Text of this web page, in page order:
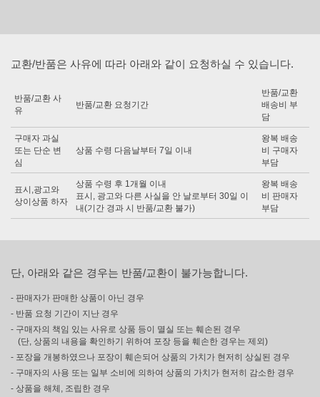
교환/반품은 사유에 따라 아래와 같이 요청하실 수 있습니다.
반품/교환 사
유
반품/교환 요청기간
반품/교환
배송비 부
담
구매자 과실
또는 단순 변
심
상품 수령 다음날부터 7일 이내
왕복 배송
비 구매자
부담
표시,광고와
상이상품 하자
상품 수령 후 1개월 이내
표시, 광고와 다른 사실을 안 날로부터 30일 이
내(기간 경과 시 반품/교환 불가)
왕복 배송
비 판매자
부담
단, 아래와 같은 경우는 반품/교환이 불가능합니다.
- 판매자가 판매한 상품이 아닌 경우
- 반품 요청 기간이 지난 경우
- 구매자의 책임 있는 사유로 상품 등이 멸실 또는 훼손된 경우
(단, 상품의 내용을 확인하기 위하여 포장 등을 훼손한 경우는 제외)
- 포장을 개봉하였으나 포장이 훼손되어 상품의 가치가 현저히 상실된 경우
- 구매자의 사용 또는 일부 소비에 의하여 상품의 가치가 현저히 감소한 경우
- 상품을 해체, 조립한 경우